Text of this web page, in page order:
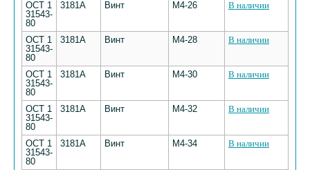
ОСТ 1
31543-
80
3181А Винт М4-26 В наличии
ОСТ 1
31543-
80
3181А Винт М4-28 В наличии
ОСТ 1
31543-
80
3181А Винт М4-30 В наличии
ОСТ 1
31543-
80
3181А Винт М4-32 В наличии
ОСТ 1
31543-
80
3181А Винт М4-34 В наличии